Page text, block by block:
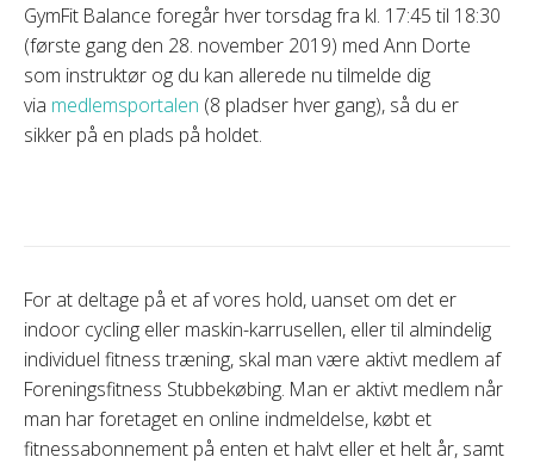
GymFit Balance foregår hver torsdag fra kl. 17:45 til 18:30
(første gang den 28. november 2019) med Ann Dorte
som instruktør og du kan allerede nu tilmelde dig
via medlemsportalen (8 pladser hver gang), så du er
sikker på en plads på holdet.
For at deltage på et af vores hold, uanset om det er
indoor cycling eller maskin-karrusellen, eller til almindelig
individuel fitness træning, skal man være aktivt medlem af
Foreningsfitness Stubbekøbing. Man er aktivt medlem når
man har foretaget en online indmeldelse, købt et
fitnessabonnement på enten et halvt eller et helt år, samt